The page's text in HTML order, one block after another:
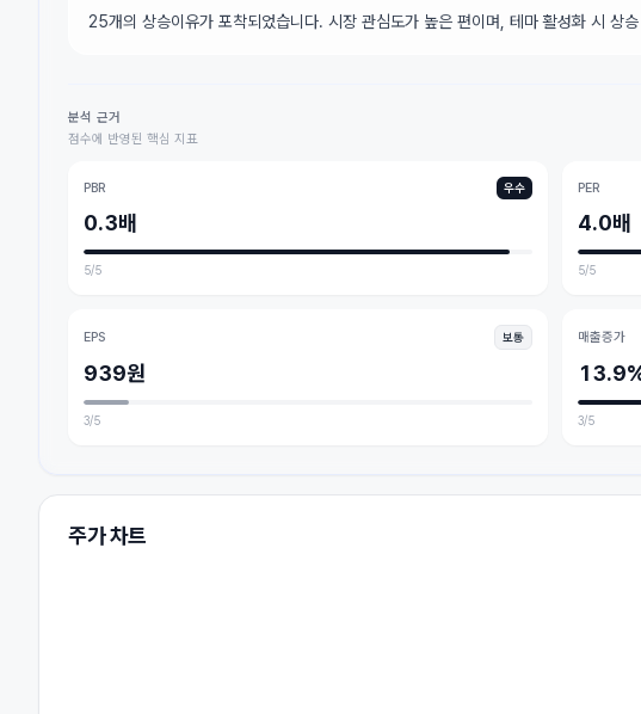
25개의 상승이유가 포착되었습니다. 시장 관심도가 높은 편이며, 테마 활성화 시 상
분석 근거
점수에 반영된 핵심 지표
PBR 우수
0.3배
5/5
PER
4.0배
5/5
EPS 보통
939원
3/5
매출증가
3/5
주가 차트